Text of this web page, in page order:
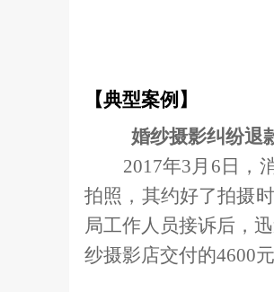
【典型案例】
婚纱摄影纠纷退
2017年3月 6 日 ，
拍照，其约好了拍摄
局工作人员接诉后，
纱摄影店交付的4600